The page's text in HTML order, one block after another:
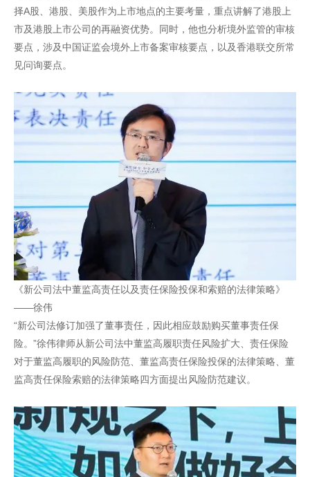
择A股、港股、美股作为上市地点的主要考量，重点讲解了港股上
市及港股上市公司的再融资优势。同时，他也分析境外监管的审核
要点，涉及中国证监会境外上市备案审核要点，以及香港联交所常
见问询要点。
《新公司法中董监高责任以及责任保险投保和索赔的法律策略》
——徐伟
“新公司法修订加强了董事责任，因此相应鼓励购买董事责任保
险。”徐伟律师从新公司法中董监高履职责任风险扩大、责任保险
对于董监高履职的风险防范、董监高责任保险投保的法律策略、董
监高责任保险索赔的法律策略四方面提出风险防范建议。